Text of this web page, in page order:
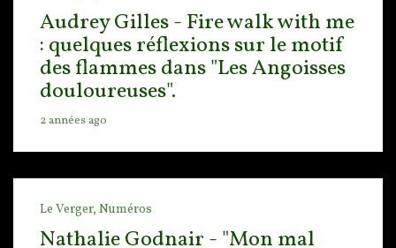
Audrey Gilles - Fire walk with me
: quelques réflexions sur le motif
des flammes dans "Les Angoisses
douloureuses".
2 années ago
Le Verger, Numéros
Nathalie Godnair - "Mon mal